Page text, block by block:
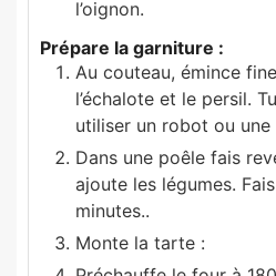
l’oignon.
Prépare la garniture :
Au couteau, émince
l’échalote et le persil.
utiliser un robot ou une
Dans une poêle fais
ajoute les légumes.
minutes..
Monte la tarte :